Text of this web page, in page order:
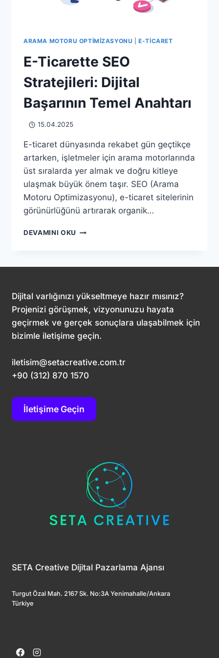
ARAMA MOTORU OPTIMIZASYONU |E-TICARET
E-Ticarette SEO
Stratejileri: Dijital
Başarının Temel Anahtarı
15.04.2025
E-ticaret dünyasında rekabet gün geçtikçe
artarken, işletmeler için arama motorlarında
üst sıralarda yer almak ve doğru kitleye
ulaşmak büyük önem taşır. SEO (Arama
Motoru Optimizasyonu), e-ticaret sitelerinin
görünürlüğünü artırarak organik…
DEVAMINI OKU E-
TEMEL
ANAHTARI
Dijital varlığınızı yükseltmeye hazır mısınız?
Projenizi görüşmek, vizyonunuzu hayata
geçirmek ve gerçek sonuçlara ulaşabilmek için
bizimle iletişime geçin.
iletisim@setacreative.com.tr
+90 (312) 870 1570
İletişime Geçin
SETA Creative Dijital Pazarlama Ajansı
Turgut Özal Mah. 2167 Sk. No:3A Yenimahalle/Ankara
Türkiye